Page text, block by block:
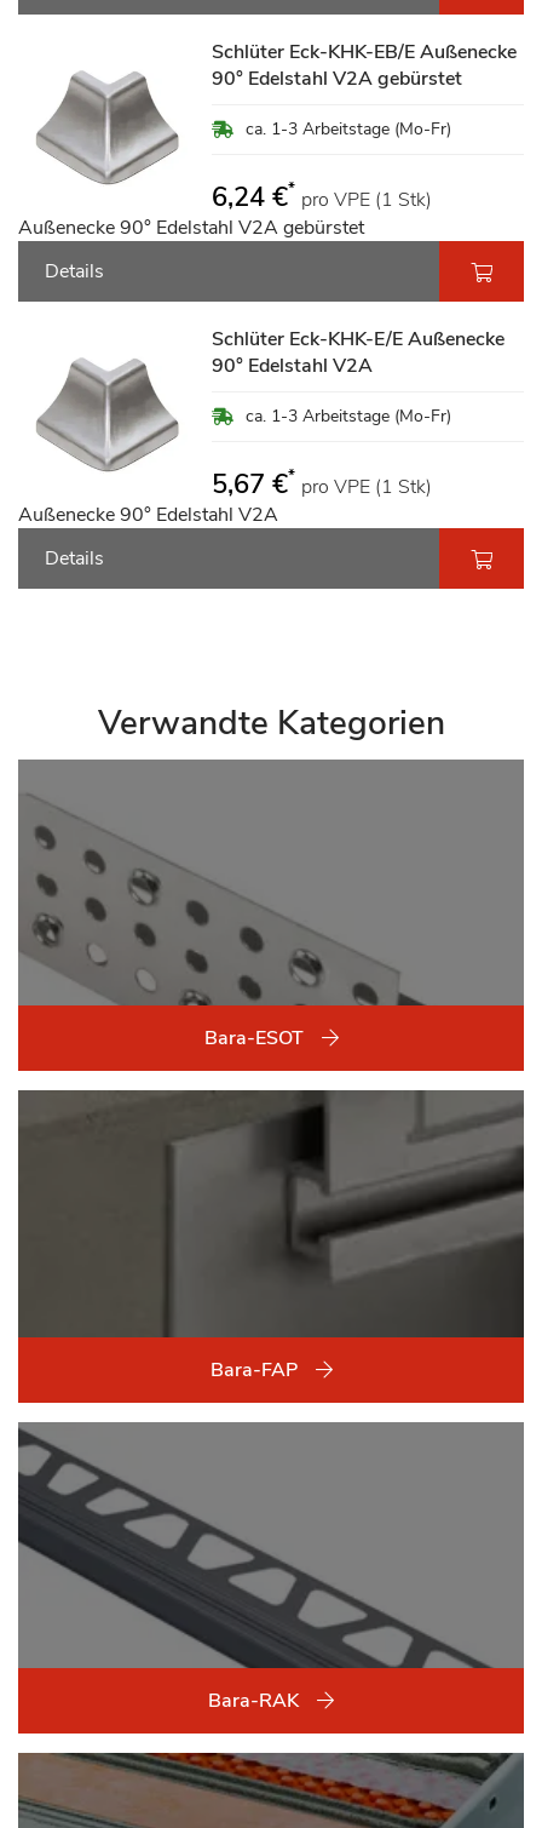
Schlüter Eck-KHK-EB/E Außenecke
90° Edelstahl V2A gebürstet
ca. 1-3 Arbeitstage (Mo-Fr)
6,24 €* pro VPE (1 Stk)
Außenecke 90° Edelstahl V2A gebürstet
Details
Schlüter Eck-KHK-E/E Außenecke
90° Edelstahl V2A
ca. 1-3 Arbeitstage (Mo-Fr)
5,67 €* pro VPE (1 Stk)
Außenecke 90° Edelstahl V2A
Details
Verwandte Kategorien
Bara-ESOT
Bara-FAP
Bara-RAK